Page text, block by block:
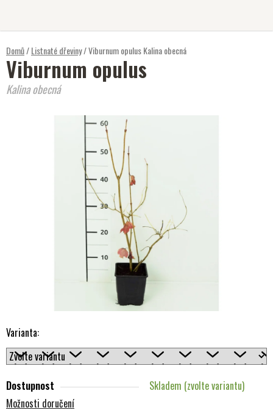
Domů/Listnaté dřeviny/Viburnum opulusKalina obecná
Varianta:
Dostupnost
Skladem (zvolte variantu)
Možnosti doručení
Viburnum opulus
Kalina obecná